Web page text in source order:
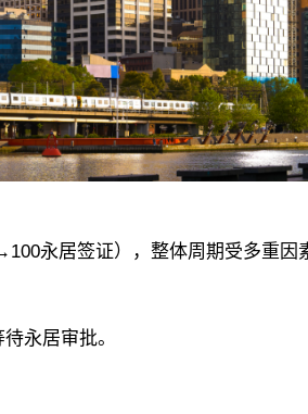
永居签证），整体周期受多重因
永居审批。